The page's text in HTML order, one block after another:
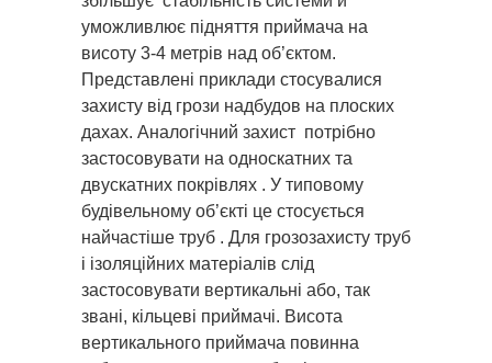
уможливлює підняття приймача на
висоту 3-4 метрів над об’єктом.
Представлені приклади стосувалися
захисту від грози надбудов на плоских
дахах. Аналогічний захист потрібно
застосовувати на односкатних та
двускатних покрівлях . У типовому
будівельному об’єкті це стосується
найчастіше труб . Для грозозахисту труб
і ізоляційних матеріалів слід
застосовувати вертикальні або, так
звані, кільцеві приймачі. Висота
вертикального приймача повинна